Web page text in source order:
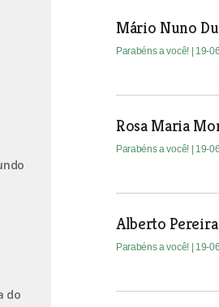
do
Mário Nuno
Parabéns a você! | 19-
Rosa Maria
Parabéns a você! | 19-
Alberto Pereira
Parabéns a você! | 19-